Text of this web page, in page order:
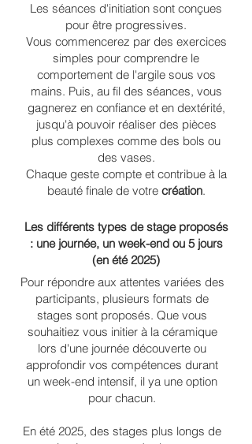
Les séances d'initiation sont conçues
pour être progressives.
Vous commencerez par des exercices
simples pour comprendre le
comportement de l'argile sous vos
mains. Puis, au fil des séances, vous
gagnerez en confiance et en dextérité,
jusqu'à pouvoir réaliser des pièces
plus complexes comme des bols ou
des vases.
Chaque geste compte et contribue à la
beauté finale de votre création.
Les différents types de stage proposés
: une journée, un week-end ou 5 jours
(en été 2025)
Pour répondre aux attentes variées des
participants, plusieurs formats de
stages sont proposés. Que vous
souhaitiez vous initier à la céramique
lors d'une journée découverte ou
approfondir vos compétences durant
un week-end intensif, il ya une option
pour chacun.
En été 2025, des stages plus longs de